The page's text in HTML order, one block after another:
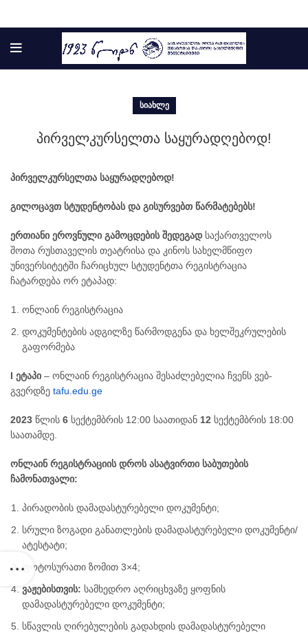
ᲡᲘᲐᲮᲚᲔ
პირველკურსელთა საყურადღებოდ!
პირველკურსელთა საყურადღებოდ!
გილოცავთ სტუდენტობას და გისურვებთ წარმატებებს!
ერთიანი ეროვნული გამოცდების შედეგად საქართველოს
შოთა რუსთაველის თეატრისა და კინოს სახელმწიფო
უნივერსიტეტში ჩარიცხულ სტუდენტთა რეგისტრაცია
ჩატარდება ორ ეტაპად:
ონლაინ რეგისტრაცია
დოკუმენტების ადგილზე წარმოდგენა და ხელშეკრულების
გაფორმება
I ეტაპი – ონლაინ რეგისტრაცია შესაძლებელია ჩვენს ვებ-
გვერდზე tafu.edu.ge
2023 წლის 6 სექტემბრის 12:00 საათიდან 12 სექტემბრის 18:00
საათამდე.
ონლაინრეგისტრაციისდროს ასატვირთი საბუთების
ჩამონათვალი:
პირადობის დამადასტურებელი დოკუმენტი;
სრული ზოგადი განათლების დამადასტურებელი დოკუმენტი/
ატესტატი;
ფოტოსურათი ზომით 3×4;
ვაჟებისთვის: სამხედრო აღრიცხვაზე ყოფნის
დამადასტურებელი დოკუმენტი;
სწავლის ღირებულების გადახდის დამადასტურებელი
აკადემიური თანამდებობის დასაკავებლად კონკურსის